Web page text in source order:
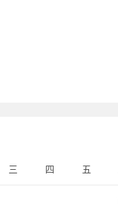
三 四 五